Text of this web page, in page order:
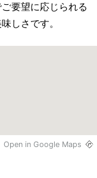
要望に応じられる
しさです。
Open in Google Maps